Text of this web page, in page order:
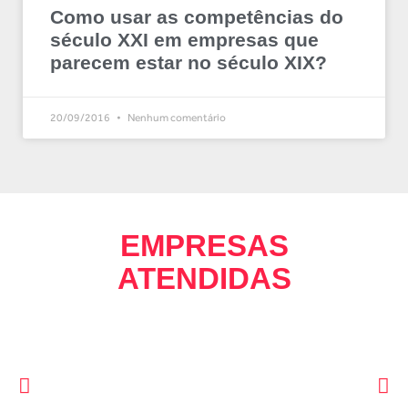
Como usar as competências do
século XXI em empresas que
parecem estar no século XIX?
20/09/2016 Nenhum comentário
EMPRESAS
ATENDIDAS